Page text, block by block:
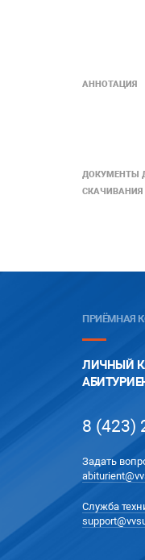
АННОТАЦИЯ
ДОКУМЕНТЫ
СКАЧИВАНИЯ
ПРИЁМНАЯ
ЛИЧНЫЙ
8 (423)
Задать
Служба